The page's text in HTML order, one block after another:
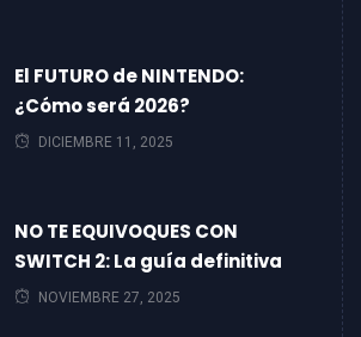
El FUTURO de NINTENDO:
¿Cómo será 2026?
DICIEMBRE 11, 2025
NO TE EQUIVOQUES CON
SWITCH 2: La guía definitiva
NOVIEMBRE 27, 2025